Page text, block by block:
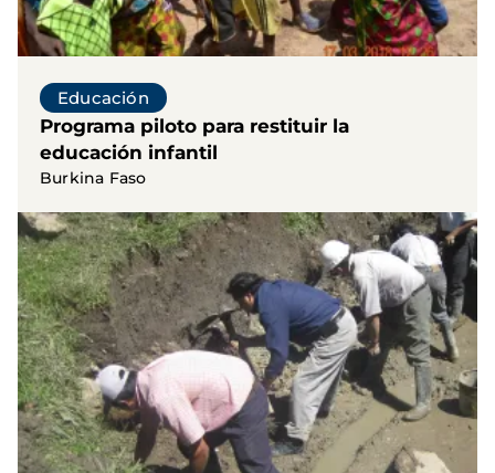
Educación
Programa piloto para restituir la
educación infantil
Burkina Faso